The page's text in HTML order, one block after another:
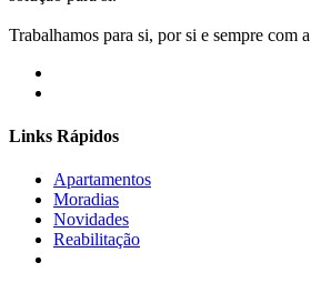
Trabalhamos para si, por si e sempre com
Links Rápidos
Apartamentos
Moradias
Novidades
Reabilitação